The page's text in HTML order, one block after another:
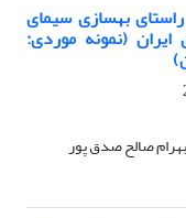
بهسازی سیمای
ایران (نمونه موردی:
صالح صدق پور